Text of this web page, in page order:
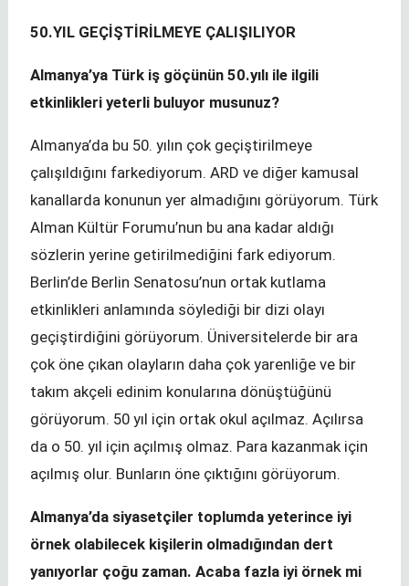
50.YIL GEÇİŞTİRİLMEYE ÇALIŞILIYOR
Almanya’ya Türk iş göçünün 50.yılı ile ilgili
etkinlikleri yeterli buluyor musunuz?
Almanya’da bu 50. yılın çok geçiştirilmeye
çalışıldığını farkediyorum. ARD ve diğer kamusal
kanallarda konunun yer almadığını görüyorum. Türk
Alman Kültür Forumu’nun bu ana kadar aldığı
sözlerin yerine getirilmediğini fark ediyorum.
Berlin’de Berlin Senatosu’nun ortak kutlama
etkinlikleri anlamında söylediği bir dizi olayı
geçiştirdiğini görüyorum. Üniversitelerde bir ara
çok öne çıkan olayların daha çok yarenliğe ve bir
takım akçeli edinim konularına dönüştüğünü
görüyorum. 50 yıl için ortak okul açılmaz. Açılırsa
da o 50. yıl için açılmış olmaz. Para kazanmak için
açılmış olur. Bunların öne çıktığını görüyorum.
Almanya’da siyasetçiler toplumda yeterince iyi
örnek olabilecek kişilerin olmadığından dert
yanıyorlar çoğu zaman. Acaba fazla iyi örnek mi